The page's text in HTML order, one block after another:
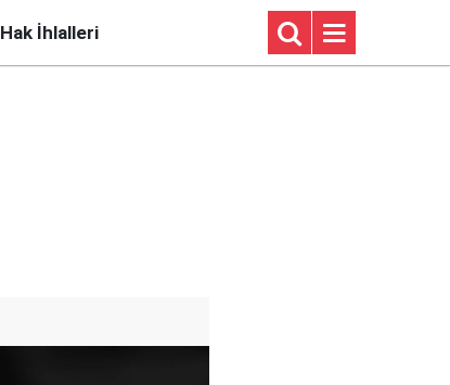
Hak İhlalleri